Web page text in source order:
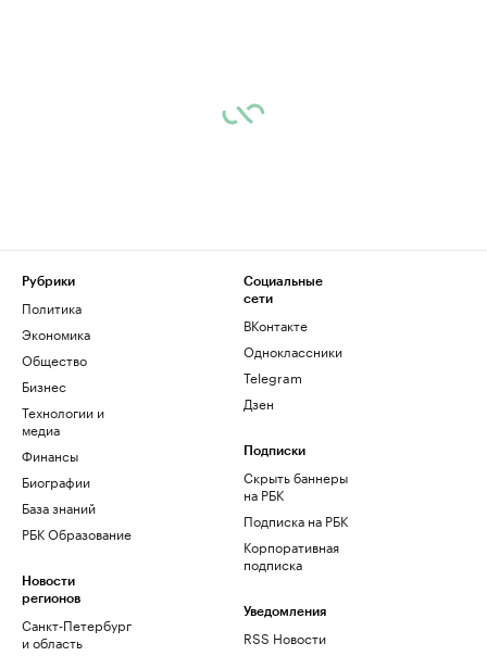
Рубрики
Политика
Экономика
Общество
Бизнес
Технологии и
медиа
Финансы
Биографии
База знаний
РБК Образование
Новости
регионов
Санкт-Петербург
и область
Социальные
сети
ВКонтакте
Одноклассники
Telegram
Дзен
Подписки
Скрыть баннеры
на РБК
Подписка на РБК
Корпоративная
подписка
Уведомления
RSS Новости